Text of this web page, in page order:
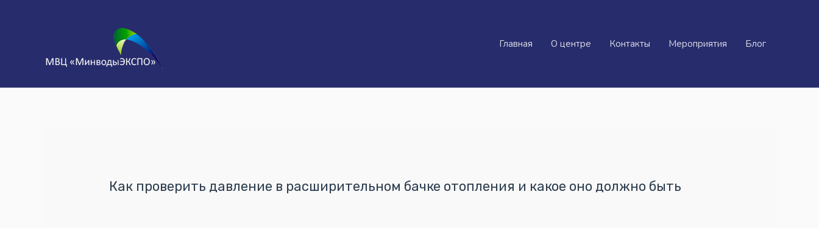
Главная О центре Контакты Мероприятия Блог
Как проверить давление в расширительном бачке отопления и какое оно должно быть